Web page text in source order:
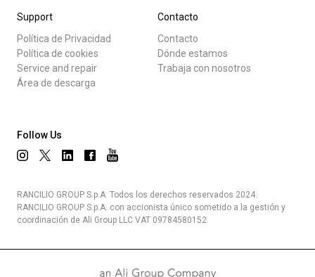
Support
Política de Privacidad
Política de cookies
Service and repair
Área de descarga
Contacto
Contacto
Dónde estamos
Trabaja con nosotros
Follow Us
RANCILIO GROUP S.p.A. Todos los derechos reservados 2024.
RANCILIO GROUP S.p.A. con accionista único sometido a la gestión y
coordinación de Ali Group LLC VAT 09784580152